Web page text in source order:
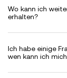
Wo kann ich
erhalten?
Ich habe einige
wen kann ich